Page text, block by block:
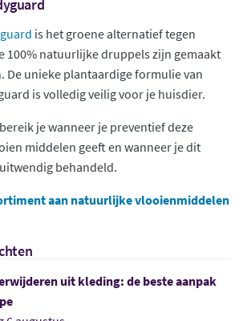
is het groene alternatief tegen
100% natuurlijke druppels zijn gemaakt
De unieke plantaardige formulie van
is volledig veilig voor je huisdier.
je wanneer je preventief deze
middelen geeft en wanneer je dit
behandeld.
aan natuurlijke vlooienmiddelen
uit kleding: de beste aanpak